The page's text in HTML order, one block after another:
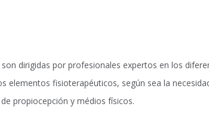
dirigidas por profesionales expertos en los
elementos fisioterapéuticos, según sea la
propiocepción y médios físicos.